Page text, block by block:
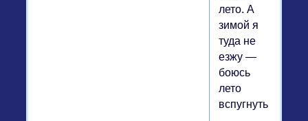
лето. А
зимой я
туда не
езжу —
боюсь
лето
вспугнуть...